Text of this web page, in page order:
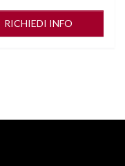
RICHIEDI INFO